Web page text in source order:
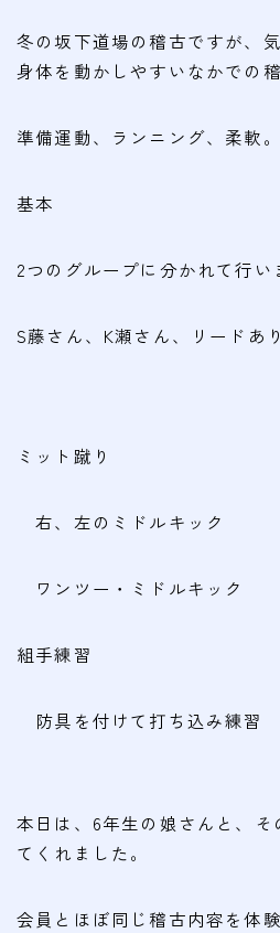
会費
塾長より
安全への取り組み
冬の坂下道場の稽古ですが、
身体を動かしやすいなかでの
準備運動、ランニング、柔軟。
基本
2つのグループに分かれて行い
S藤さん、K瀬さん、リードあ
ミット蹴り
右、左のミドルキック
ワンツー・ミドルキック
組手練習
防具を付けて打ち込み練習
本日は、6年生の娘さんと、
てくれました。
会員とほぼ同じ稽古内容を体